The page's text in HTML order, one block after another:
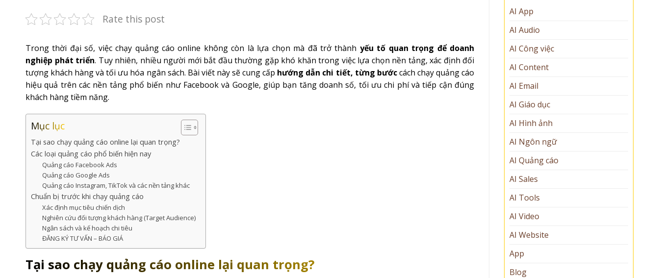
Rate this post
Trong thời đại số, việc chạy quảng cáo online không còn là lựa chọn mà đã trở thành yếu tố quan trọng để doanh
nghiệp phát triển. Tuy nhiên, nhiều người mới bắt đầu thường gặp khó khăn trong việc lựa chọn nền tảng, xác định đối
tượng khách hàng và tối ưu hóa ngân sách. Bài viết này sẽ cung cấp hướng dẫn chi tiết, từng bướccách chạy quảng cáo
hiệu quả trên các nền tảng phổ biến như Facebook và Google, giúp bạn tăng doanh số, tối ưu chi phí và tiếp cận đúng
khách hàng tiềm năng.
Mục lục
Tại sao chạy quảng cáo online lại quan trọng?
Các loại quảng cáo phổ biến hiện nay
Quảng cáo Facebook Ads
Quảng cáo Google Ads
Quảng cáo Instagram, TikTok và các nền tảng khác
Chuẩn bị trước khi chạy quảng cáo
Xác định mục tiêu chiến dịch
Nghiên cứu đối tượng khách hàng (Target Audience)
Ngân sách và kế hoạch chi tiêu
ĐĂNG KÝ TƯ VẤN – BÁO GIÁ
Tại sao chạy quảng cáo online lại quan trọng?
AI App
AI Audio
AI Công việc
AI Content
AI Email
AI Giáo dục
AI Hình ảnh
AI Ngôn ngữ
AI Quảng cáo
AI Sales
AI Tools
AI Video
AI Website
App
Blog